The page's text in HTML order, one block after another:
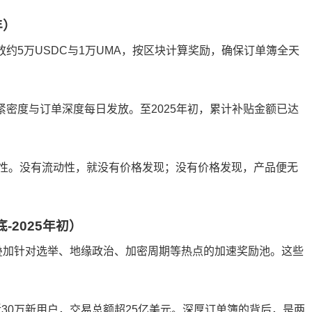
5万USDC与1万UMA，按区块计算奖励，确保订单簿全天
度与订单深度每日发放。至2025年初，累计补贴金额已达
。没有流动性，就没有价格发现；没有价格发现，产品便无
2025年初）
针对选举、地缘政治、加密周期等热点的加速奖励池。这些
万新用户，交易总额超25亿美元。深厚订单簿的背后，是两